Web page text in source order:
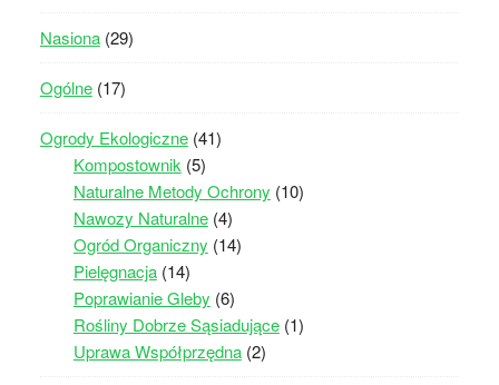
Nasiona(29)
Ogólne(17)
Ogrody Ekologiczne(41)
Kompostownik (5)
Naturalne Metody Ochrony (10)
Nawozy Naturalne(4)
Ogród Organiczny (14)
Pielęgnacja(14)
Poprawianie Gleby (6)
Rośliny Dobrze Sąsiadujące(1)
Uprawa Współprzędna(2)